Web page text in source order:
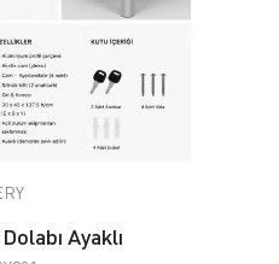
Ayaklı